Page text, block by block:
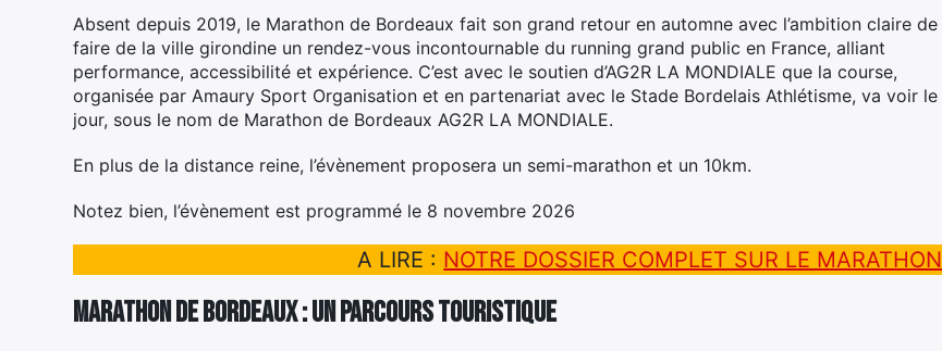
Absent depuis 2019, le Marathon de Bordeaux fait son grand retour en automne avec l’ambition claire de
faire de la ville girondine un rendez-vous incontournable du running grand public en France, alliant
performance, accessibilité et expérience. C’est avec le soutien d’AG2R LA MONDIALE que la course,
organisée par Amaury Sport Organisation et en partenariat avec le Stade Bordelais Athlétisme, va voir le
jour, sous le nom de Marathon de Bordeaux AG2R LA MONDIALE.
En plus de la distance reine, l’évènement proposera un semi-marathon et un 10km.
Notez bien, l’évènement est programmé le 8 novembre 2026
A LIRE : NOTRE DOSSIER COMPLET SUR LE MARATHON
Marathon de Bordeaux : un parcours touristique